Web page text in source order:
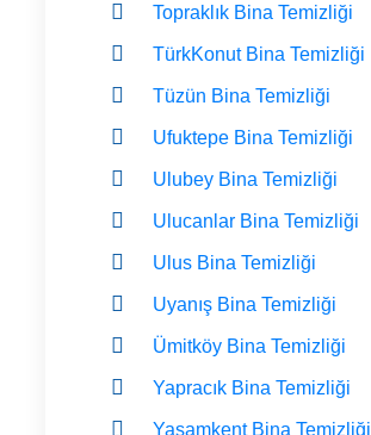
Topraklık Bina Temizliği
TürkKonut Bina Temizliği
Tüzün Bina Temizliği
Ufuktepe Bina Temizliği
Ulubey Bina Temizliği
Ulucanlar Bina Temizliği
Ulus Bina Temizliği
Uyanış Bina Temizliği
Ümitköy Bina Temizliği
Yapracık Bina Temizliği
Yaşamkent Bina Temizliği